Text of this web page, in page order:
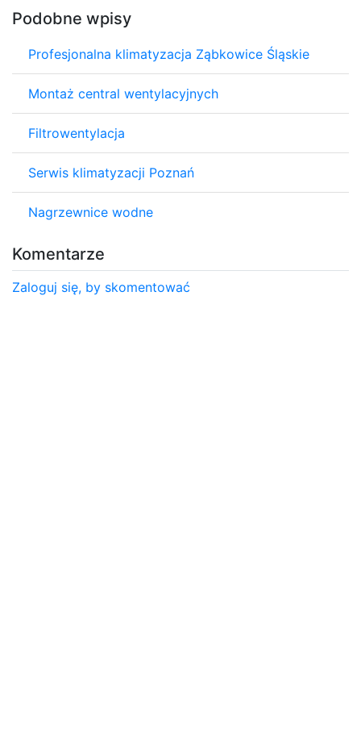
Podobne wpisy
Profesjonalna klimatyzacja Ząbkowice Śląskie
Montaż central wentylacyjnych
Filtrowentylacja
Serwis klimatyzacji Poznań
Nagrzewnice wodne
Komentarze
Zaloguj się, by skomentować